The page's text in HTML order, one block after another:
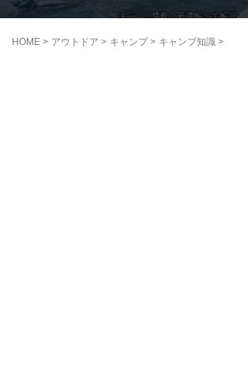
HOME > アウトドア > キャンプ > キャンプ知識 >